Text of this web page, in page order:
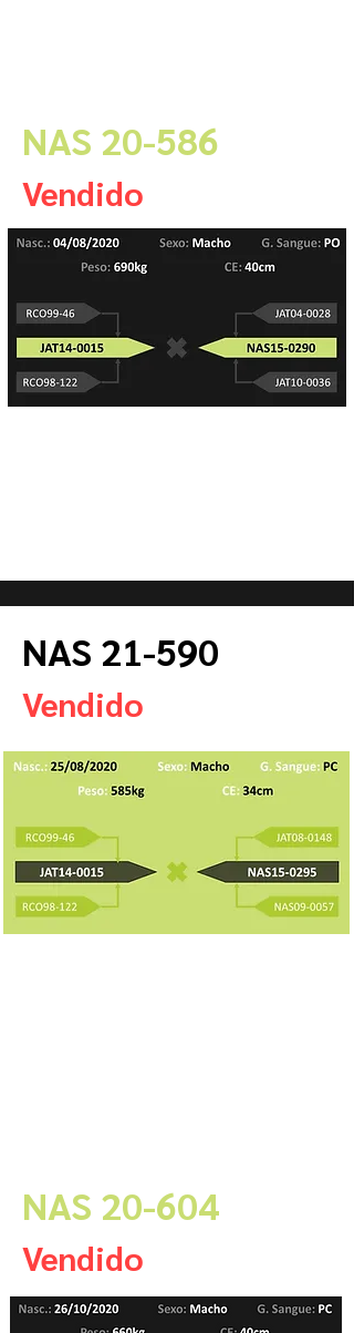
NAS 20-586
Vendido
NAS 21-590
Vendido
NAS 20-604
Vendido